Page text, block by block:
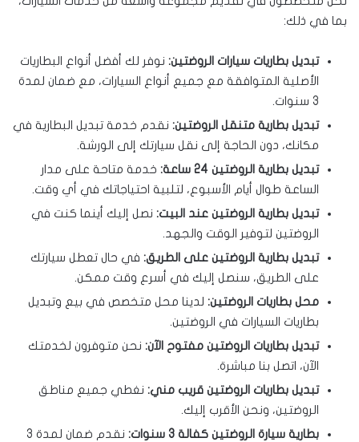
بما في ذلك:
تبديل بطاريات سيارات الروضتين: نوفر لك أفضل أنواع البطاريات
الأصلية المتوافقة مع جميع أنواع السيارات، مع ضمان لمدة
3 سنوات.
تبديل بطارية متنقل الروضتين: نقدم خدمة تبديل البطارية في
مكانك، دون الحاجة إلى نقل سيارتك إلى الورشة.
تبديل بطارية الروضتين 24 ساعة:
خدمة متاحة على مدار
الساعة طوال أيام الأسبوع، لتلبية احتياجاتك في أي وقت.
تبديل بطارية الروضتين عند البيت: نصل إليك أينما كنت في
الروضتين لتوفير الوقت والجهد.
تبديل بطارية الروضتين على الطريق: في حال تعطل سيارتك
على الطريق، سنصل إليك في أسرع وقت ممكن.
محل بطاريات الروضتين: لدينا محل متخصص في بيع وتبديل
بطاريات السيارات في الروضتين.
تبديل بطاريات الروضتين مفتوح الآن: نحن متوفرون لخدمتك
الآن، اتصل بنا مباشرة.
تبديل بطاريات الروضتين قريب مني: نغطي جميع مناطق
الروضتين، ونحن الأقرب إليك.
بطارية سيارة الروضتين كفالة 3 سنوات:
نقدم ضمان لمدة 3